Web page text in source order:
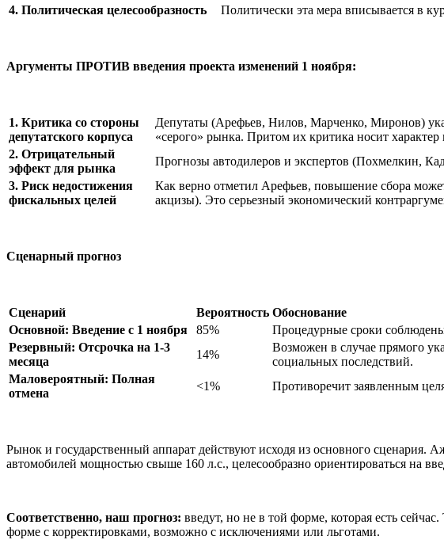
4. Политическая целесообразность
Политически эта мера вписывается в
Аргументы ПРОТИВ введения проекта изменений 1 ноября:
1. Критика со стороны
депутатского корпуса
Депутаты (Арефьев, Нилов, Марченко, Миронов)
«серого» рынка. Притом их критика носит
2. Отрицательный
эффект для рынка
Прогнозы автодилеров и экспертов (Похмелкин,
3. Риск недостижения
фискальных целей
Как верно отметил Арефьев, повышение сбора
акцизы). Это серьезный экономический
Сценарный прогноз
Сценарий Вероятность Обоснование
Основной: Введение с 1 ноября
85%
Процедурные сроки
Резервный: Отсрочка на 1-3
месяца
14%
Возможен в случае прямого
социальных последствий.
Маловероятный: Полная
отмена
<1% Противоречит заявленным
Рынок и государственный аппарат действуют исходя из основного
автомобилей мощностью свыше 160 л.с., целесообразно ориентироваться на
Соответственно, наш прогноз: введут, но не в той форме, которая есть
форме с корректировками, возможно с исключениями или льготами.